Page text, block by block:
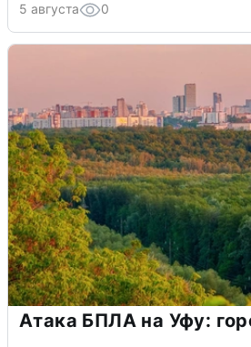
5 августа 0
Атака БПЛА на Уфу: